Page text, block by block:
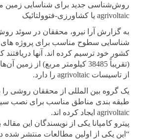
روش‌شناسی جدید برای شناسایی زمین
agrivoltaic یا کشاورزی-فتوولتائیک
به گزارش آرا نیرو، محققان در سوئد
(تقریباً 38485 کیلومتر مربع) از
از تاسیسات agrivoltaic را دارد.
یک گروه بین المللی از محققان روشی را
طبقه بندی مناطق مناسب برای نصب
agrivoltaic ایجاد کرده اند.
“این یکی از اولین مطالعات منتشر شده